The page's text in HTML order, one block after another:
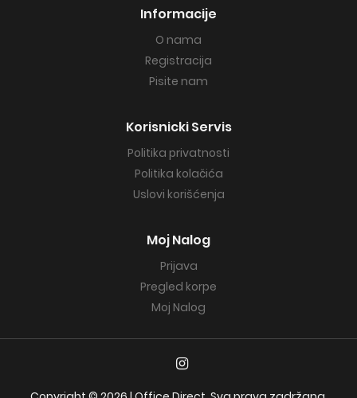
Informacije
O nama
Registracija
Pisite nam
Korisnicki Servis
Politika privatnosti
Politika kolačića
Uslovi korišćenja
Moj Nalog
Prijava
Pregled korpe
Moj Nalog